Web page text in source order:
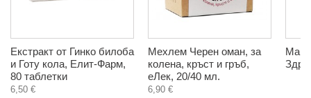
Екстракт от Гинко билоба
и Готу кола, Елит-Фарм,
80 таблетки
6,50 €
Мехлем Черен оман, за
колена, кръст и гръб,
еЛек, 20/40 мл.
6,90 €